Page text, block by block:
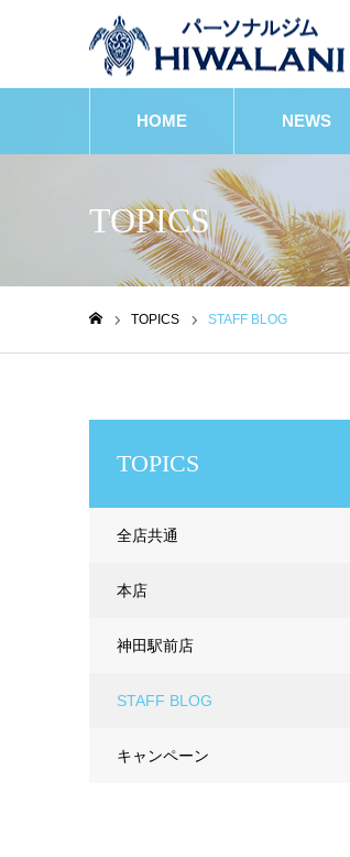
HOME NEWS
TOPICS
TOPICS STAFF BLOG
TOPICS
全店共通
本店
神田駅前店
STAFF BLOG
キャンペーン